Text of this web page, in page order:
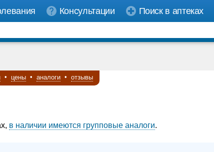
Консультации Поиск в аптеках
• цены • аналоги • отзывы
в наличии имеются групповые аналоги.